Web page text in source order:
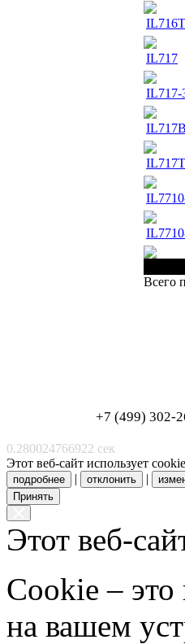
IL717
IL717-
IL717B
IL717T
Всего
+7 (499) 302-
0.280024766922 сек
Этот веб-сайт использует cookie
подробнее | отклонить |
Принять
Этот веб-
Cookie –
на вашем